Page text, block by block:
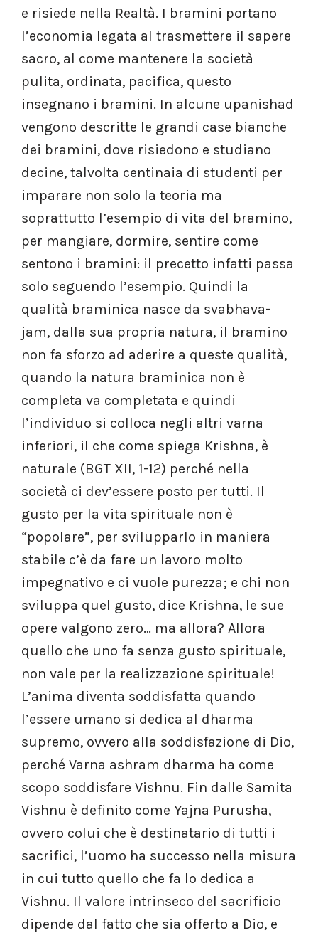
e risiede nella Realtà. I bramini portano
l’economia legata al trasmettere il sapere
sacro, al come mantenere la società
pulita, ordinata, pacifica, questo
insegnano i bramini. In alcune upanishad
vengono descritte le grandi case bianche
dei bramini, dove risiedono e studiano
decine, talvolta centinaia di studenti per
imparare non solo la teoria ma
soprattutto l’esempio di vita del bramino,
per mangiare, dormire, sentire come
sentono i bramini: il precetto infatti passa
solo seguendo l’esempio. Quindi la
qualità braminica nasce da svabhava-
jam, dalla sua propria natura, il bramino
non fa sforzo ad aderire a queste qualità,
quando la natura braminica non è
completa va completata e quindi
l’individuo si colloca negli altri varna
inferiori, il che come spiega Krishna, è
naturale (BGT XII, 1-12) perché nella
società ci dev’essere posto per tutti. Il
gusto per la vita spirituale non è
“popolare”, per svilupparlo in maniera
stabile c’è da fare un lavoro molto
impegnativo e ci vuole purezza; e chi non
sviluppa quel gusto, dice Krishna, le sue
opere valgono zero… ma allora? Allora
quello che uno fa senza gusto spirituale,
non vale per la realizzazione spirituale!
L’anima diventa soddisfatta quando
l’essere umano si dedica al dharma
supremo, ovvero alla soddisfazione di Dio,
perché Varna ashram dharma ha come
scopo soddisfare Vishnu. Fin dalle Samita
Vishnu è definito come Yajna Purusha,
ovvero colui che è destinatario di tutti i
sacrifici, l’uomo ha successo nella misura
in cui tutto quello che fa lo dedica a
Vishnu. Il valore intrinseco del sacrificio
dipende dal fatto che sia offerto a Dio, e